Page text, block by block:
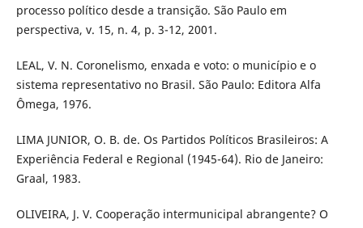
processo político desde a transição. São Paulo em
perspectiva, v. 15, n. 4, p. 3-12, 2001.
LEAL, V. N. Coronelismo, enxada e voto: o município e o
sistema representativo no Brasil. São Paulo: Editora Alfa
Ômega, 1976.
LIMA JUNIOR, O. B. de. Os Partidos Políticos Brasileiros: A
Experiência Federal e Regional (1945-64). Rio de Janeiro:
Graal, 1983.
OLIVEIRA, J. V. Cooperação intermunicipal abrangente? O